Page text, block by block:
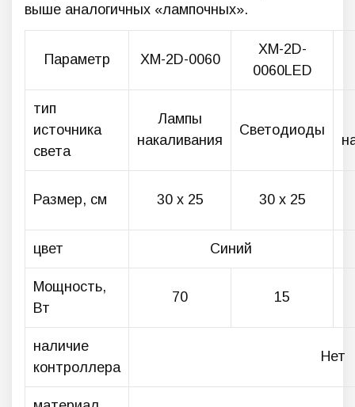
выше аналогичных «лампочных».
Параметр XM-2D-0060
XM-2D-
0060LED
тип
источника
света
Лампы
накаливания
Светодиоды
Размер, см 30 х 25 30 х 25
цвет Синий
Мощность,
Вт
70 15
наличие
контроллера
Нет